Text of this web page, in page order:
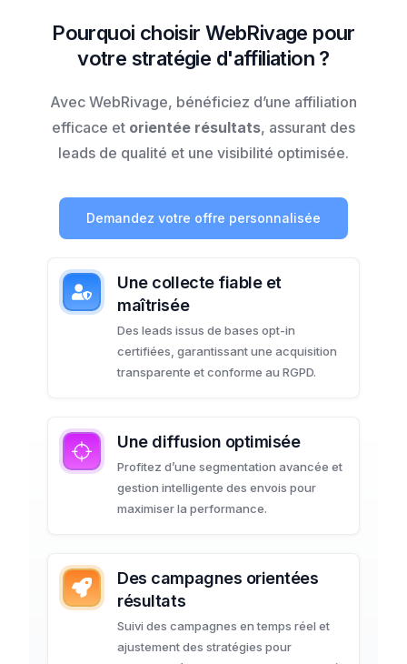
Pourquoi choisir WebRivage pour
votre stratégie d'affiliation ?
Avec WebRivage, bénéficiez d’une affiliation
efficace et orientée résultats, assurant des
leads de qualité et une visibilité optimisée.
Demandez votre offre personnalisée
Une collecte fiable et
maîtrisée
Des leads issus de bases opt-in
certifiées, garantissant une acquisition
transparente et conforme au RGPD.
Une diffusion optimisée
Profitez d’une segmentation avancée et
gestion intelligente des envois pour
maximiser la performance.
Des campagnes orientées
résultats
Suivi des campagnes en temps réel et
ajustement des stratégies pour